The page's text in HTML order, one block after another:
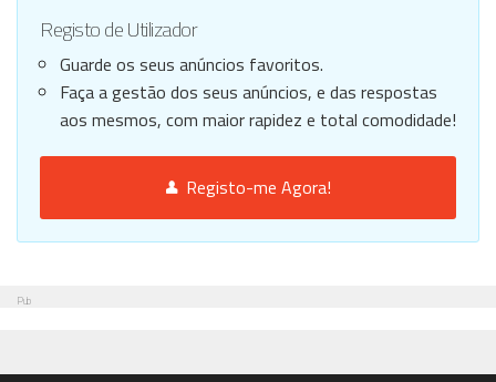
Registo de Utilizador
Guarde os seus anúncios favoritos.
Faça a gestão dos seus anúncios, e das respostas
aos mesmos, com maior rapidez e total comodidade!
Registo-me Agora!
Pub